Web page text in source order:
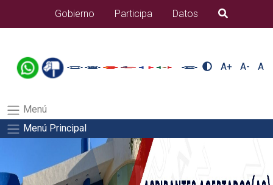
alumnos/pdfSalida del comando:
Gobierno Participa Datos B�squeda
A+ A- A
Menú
Menú Principal